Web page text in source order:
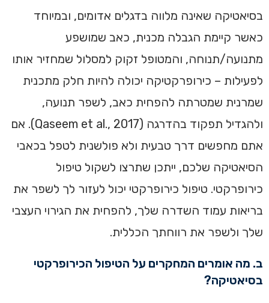
בסיאטיקה שאינה מלווה בדגלים אדומים, ובמיוחד
כאשר קיימת הגבלה מכנית, כאב שמושפע
מתנועה/תנוחה, והמטופל זקוק למסלול שמחזיר אותו
לפעילות – כירופרקטיקה יכולה להיות חלק מתכנית
שמרנית שמטרתה להפחית כאב, לשפר תנועה,
ולהגדיל תפקוד בהדרגה (Qaseem et al., 2017). אם
אתם מחפשים דרך טבעית ולא פולשנית לטפל בכאבי
הסיאטיקה שלכם, ייתכן שתרצו לשקול טיפול
כירופרקטי. טיפול כירופרקטי יכול לעזור לך לשפר את
בריאות עמוד השדרה שלך, להפחית את הגירוי העצבי
שלך ולשפר את רווחתך הכללית.
ב. מה אומרים המחקרים על הטיפול הכירופרקטי
בסיאטיקה?